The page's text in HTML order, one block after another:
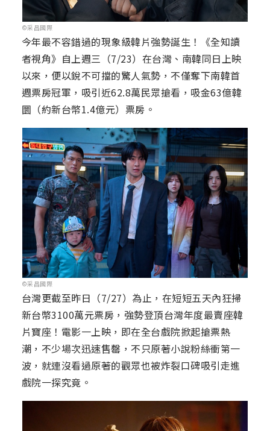
©采昌國際
今年最不容錯過的現象級韓片強勢誕生！《全知讀
者視角》自上週三（7/23）在台灣、南韓同日上映
以來，便以銳不可擋的驚人氣勢，不僅奪下南韓首
週票房冠軍，吸引近62.8萬民眾搶看，吸金63億韓
圜（約新台幣1.4億元）票房。
©采昌國際
台灣更截至昨日（7/27）為止，在短短五天內狂掃
新台幣3100萬元票房，強勢登頂台灣年度最賣座韓
片寶座！電影一上映，即在全台戲院掀起搶票熱
潮，不少場次迅速售罄，不只原著小說粉絲衝第一
波，就連沒看過原著的觀眾也被炸裂口碑吸引走進
戲院一探究竟。